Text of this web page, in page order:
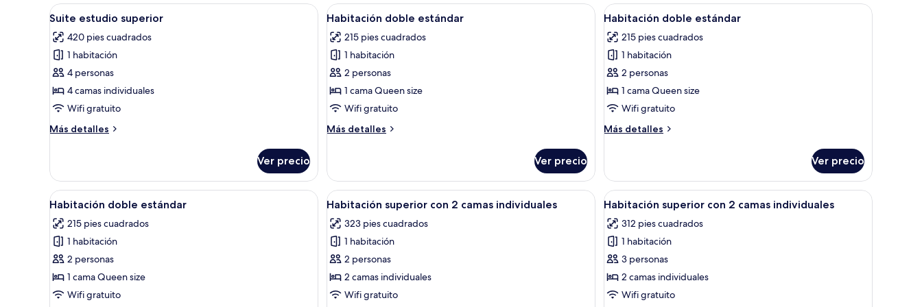
Deluxe
superior
Deluxe
Abrir
todas
las
fotos
de
Suite
estudio
Habitación de hotel con dos camas, un escritorio con sillas, una mesita pequeña y una ventana con cortinas.
4
Suite estudio superior
420 pies cuadrados
1 habitación
4 personas
4 camas individuales
Wifi gratuito
Más detalles
Más
estudio
superior
Ver precio
Abrir
todas
las
fotos
de
Habitación
doble
Una habitación de hotel con cama, escritorio, silla, mesita y ventana con cortinas.
4
Habitación doble estándar
215 pies cuadrados
1 habitación
2 personas
1 cama Queen size
Wifi gratuito
Más detalles
Más
doble
estándar
Ver precio
Abrir
todas
las
fotos
de
Habitación
doble
Una habitación de hotel con cama,
4
Habitación doble estándar
215 pies cuadrados
1 habitación
2 personas
1 cama Queen size
Wifi gratuito
Más detalles
Más
doble
estándar
Ver precio
Abrir
todas
las
fotos
de
Habitación
doble
Una habitación de hotel con cama, escritorio, silla, mesita y ventana con cortinas.
4
Habitación doble estándar
215 pies cuadrados
1 habitación
2 personas
1 cama Queen size
Wifi gratuito
Abrir
todas
las
fotos
de
Habitación
superior
Habitación de hotel con dos camas, un cuadro en la pared, una mesita con un florero y una ventana con cortinas.
4
Habitación superior con 2 camas individuales
323 pies cuadrados
1 habitación
2 personas
2 camas individuales
Wifi gratuito
Abrir
todas
las
fotos
de
Habitación
superior
Habitación de hotel con dos camas, un
4
Habitación superior con 2 camas individuales
312 pies cuadrados
1 habitación
3 personas
2 camas individuales
Wifi gratuito